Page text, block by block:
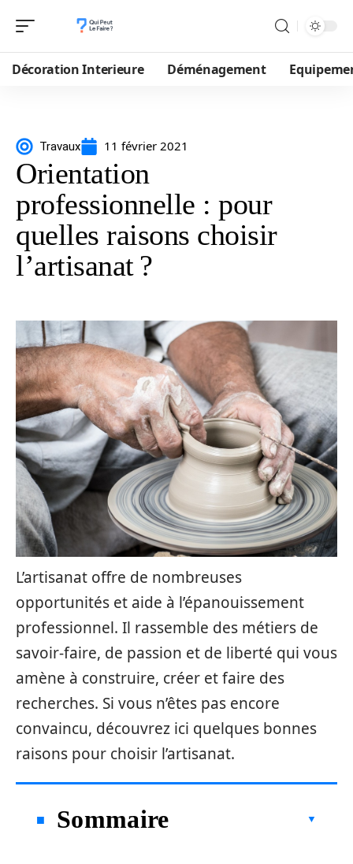
Décoration Interieure Déménagement
Travaux 11 février 2021
Orientation
professionnelle : pour
quelles raisons choisir
l’artisanat ?
L’artisanat offre de nombreuses
opportunités et aide à l’épanouissement
professionnel. Il rassemble des métiers de
savoir-faire, de passion et de liberté qui vous
amène à construire, créer et faire des
recherches. Si vous n’êtes pas encore
convaincu, découvrez ici quelques bonnes
raisons pour choisir l’artisanat.
Sommaire